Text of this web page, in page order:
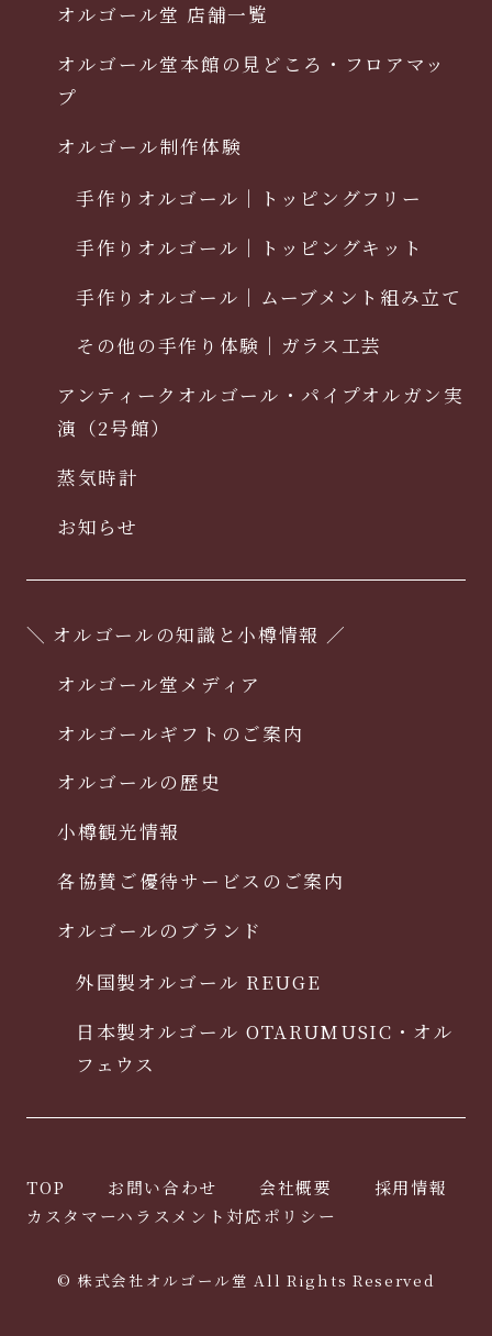
オルゴール堂 店舗一覧
オルゴール堂本館の見どころ・フロアマッ
プ
オルゴール制作体験
手作りオルゴール｜トッピングフリー
手作りオルゴール｜トッピングキット
手作りオルゴール｜ムーブメント組み立て
その他の手作り体験｜ガラス工芸
アンティークオルゴール・パイプオルガン実
演（2号館）
蒸気時計
お知らせ
＼ オルゴールの知識と小樽情報 ／
オルゴール堂メディア
オルゴールギフトのご案内
オルゴールの歴史
小樽観光情報
各協賛ご優待サービスのご案内
オルゴールのブランド
外国製オルゴール REUGE
日本製オルゴール OTARUMUSIC・オル
フェウス
TOP お問い合わせ 会社概要
採用情報
カスタマーハラスメント対応ポリシー
© 株式会社オルゴール堂 All Rights Reserved